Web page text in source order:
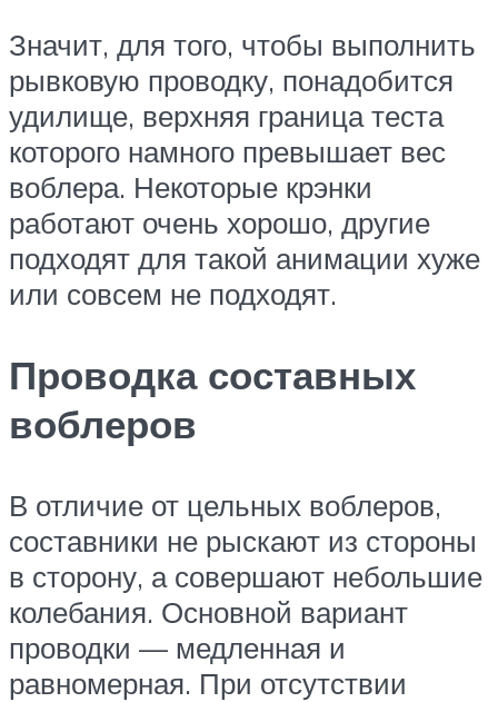
Значит, для того, чтобы выполнить
рывковую проводку, понадобится
удилище, верхняя граница теста
которого намного превышает вес
воблера. Некоторые крэнки
работают очень хорошо, другие
подходят для такой анимации хуже
или совсем не подходят.
Проводка составных
воблеров
В отличие от цельных воблеров,
составники не рыскают из стороны
в сторону, а совершают небольшие
колебания. Основной вариант
проводки — медленная и
равномерная. При отсутствии